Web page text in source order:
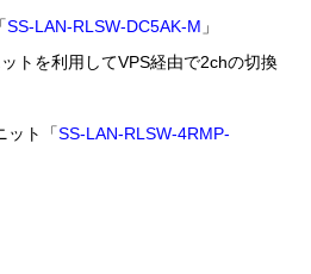
SS-LAN-RLSW-DC5AK-M 」
トを利用してVPS経由で2chの切換
ット「 SS-LAN-RLSW-4RMP-